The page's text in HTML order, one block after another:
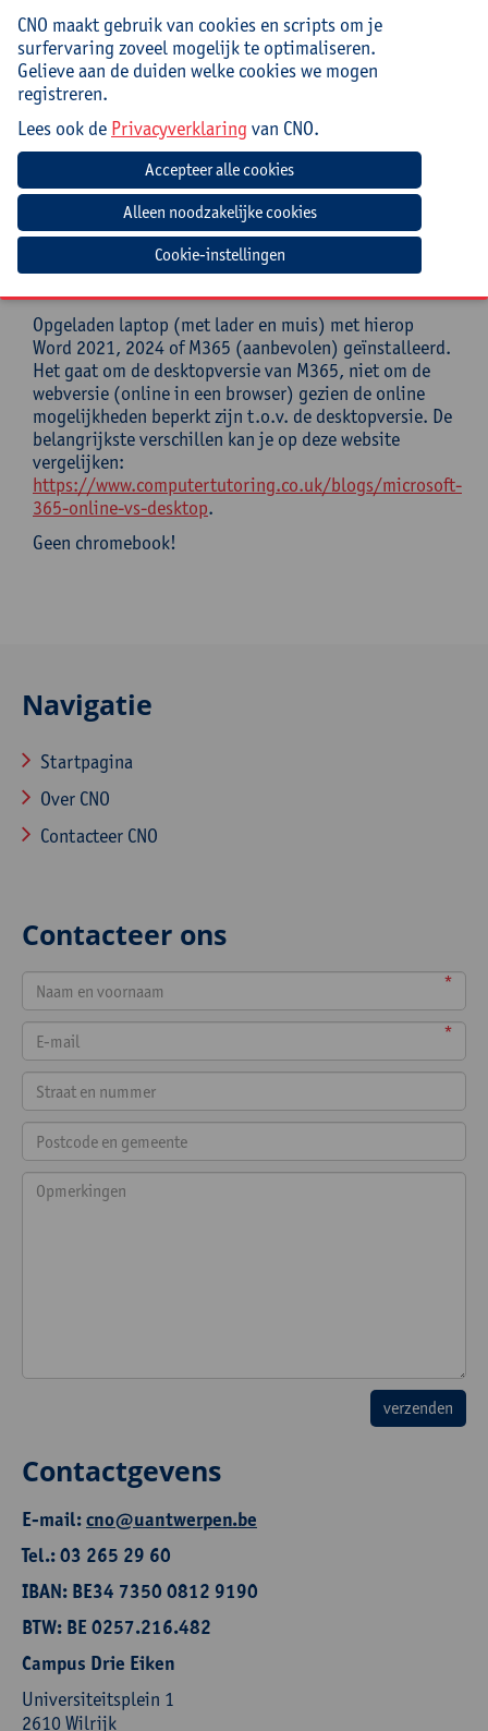
Directeurs, TA(C)’s, leerkrachten, ondersteunend
personeel, kortom iedereen die in school rechtstreeks
of onrechtstreeks in aanraking komt met
tekstverwerking.
We werken met Microsoft Word om een aantal
technieken en good practices voor tekstverwerking
onder de knie te krijgen. De principes zijn ook
toepasbaar op andere tekstverwerkingsprogramma’s.
Zowel beginners als mensen met ervaring in
tekstverwerking hebben baat bij deze cursus.
Mee te brengen door cursist
Opgeladen laptop (met lader en muis) met hierop
Word 2021, 2024 of M365 (aanbevolen) geïnstalleerd.
Het gaat om de desktopversie van M365, niet om de
webversie (online in een browser) gezien de online
mogelijkheden beperkt zijn t.o.v. de desktopversie. De
belangrijkste verschillen kan je op deze website
vergelijken:
https://www.computertutoring.co.uk/blogs/microsoft-
365-online-vs-desktop.
Geen chromebook!
Navigatie
Startpagina
Over CNO
Contacteer CNO
Contacteer ons
*
*
Contactgevens
E-mail:cno@uantwerpen.be
Tel.: 03 265 29 60
IBAN: BE34 7350 0812 9190
BTW: BE 0257.216.482
Campus Drie Eiken
Universiteitsplein 1
2610 Wilrijk
CNO maakt gebruik van cookies en scripts om je
surfervaring zoveel mogelijk te optimaliseren.
Gelieve aan de duiden welke cookies we mogen
registreren.
Lees ook de Privacyverklaring van CNO.
Cookie-instellingen